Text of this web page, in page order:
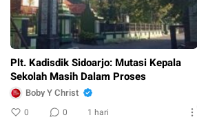
Plt. Kadisdik Sidoarjo: Mutasi Kepala
Sekolah Masih Dalam Proses
Boby Y Christ
0 0 1 hari